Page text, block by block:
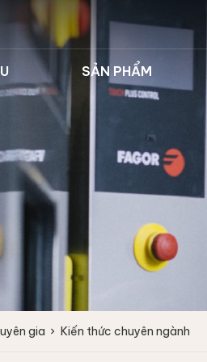
Trading
- Sứ mệnh
cốt lõi
kinh doanh
chọn chúng tôi
SẢN PHẨM
độ cao
trung bình
độ cao
(MÁY GIẶT BỆNH
Máy giặt y tế 2 cửa
Máy giặt y tế 2 cửa
gia Kiến thức chuyên ngành